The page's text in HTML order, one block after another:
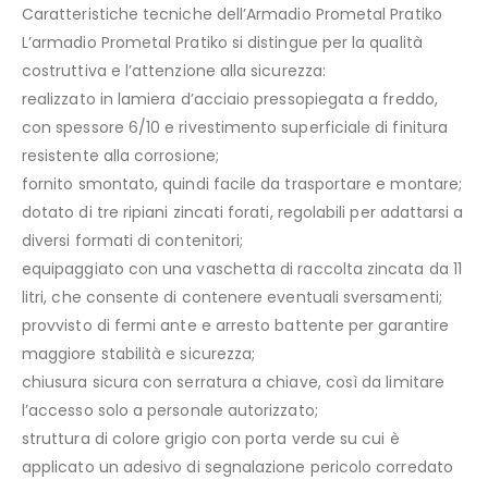
Caratteristiche tecniche dell’Armadio Prometal Pratiko
L’armadio Prometal Pratiko si distingue per la qualità
costruttiva e l’attenzione alla sicurezza:
realizzato in lamiera d’acciaio pressopiegata a freddo,
con spessore 6/10 e rivestimento superficiale di finitura
resistente alla corrosione;
fornito smontato, quindi facile da trasportare e montare;
dotato di tre ripiani zincati forati, regolabili per adattarsi a
diversi formati di contenitori;
equipaggiato con una vaschetta di raccolta zincata da 11
litri, che consente di contenere eventuali sversamenti;
provvisto di fermi ante e arresto battente per garantire
maggiore stabilità e sicurezza;
chiusura sicura con serratura a chiave, così da limitare
l’accesso solo a personale autorizzato;
struttura di colore grigio con porta verde su cui è
applicato un adesivo di segnalazione pericolo corredato